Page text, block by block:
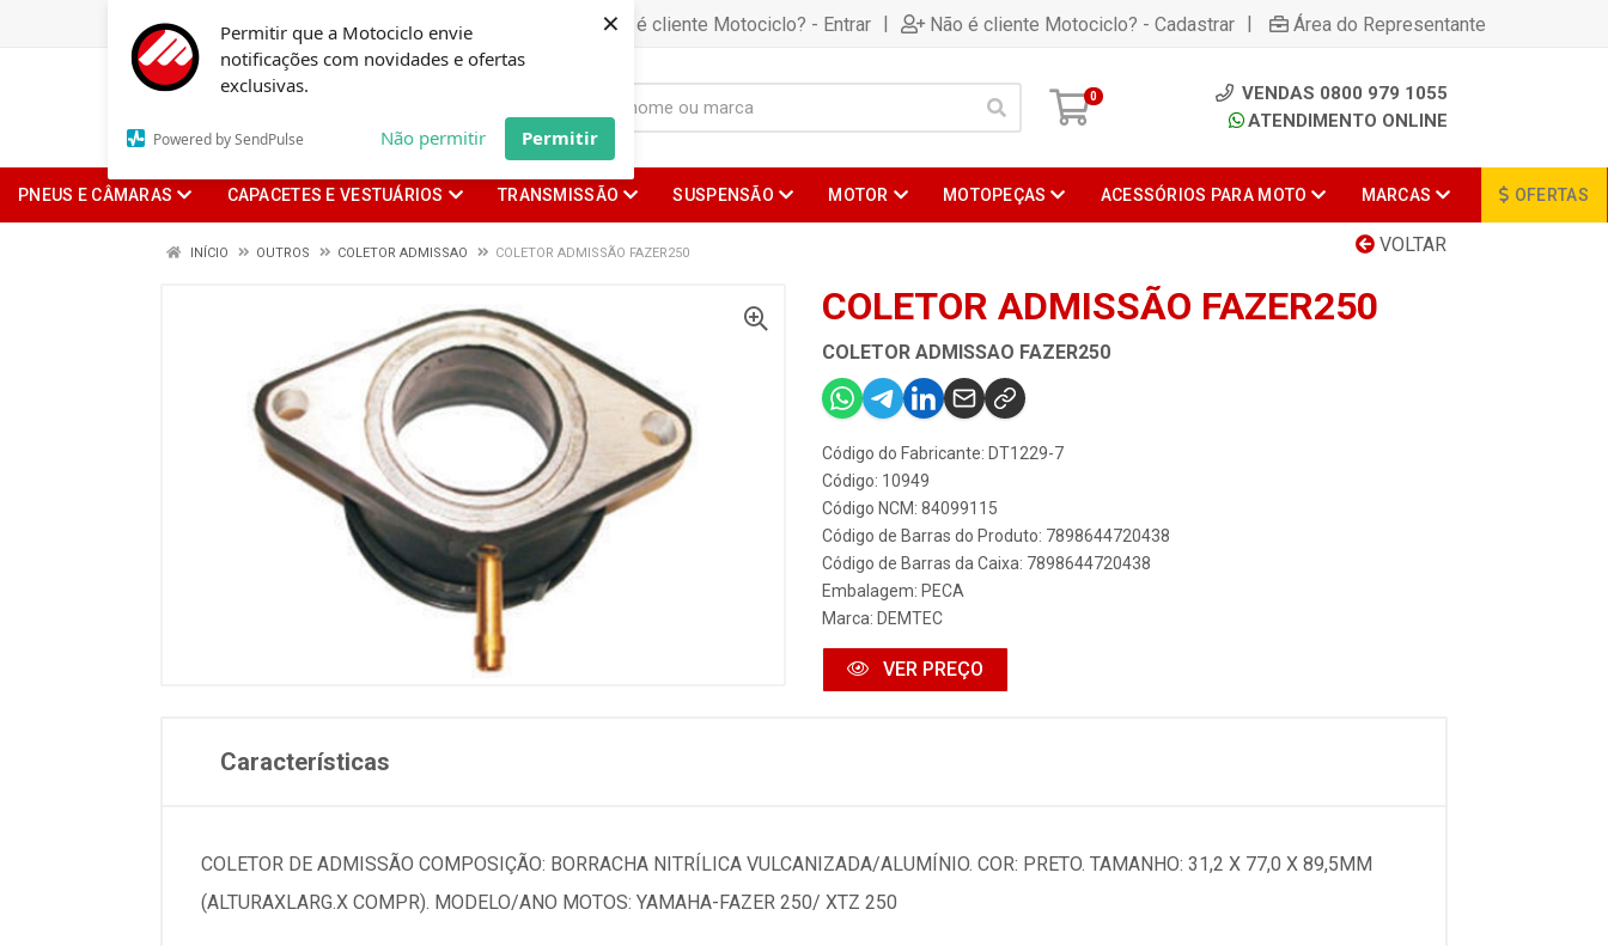
Permitir que a Motociclo envie
notificações com novidades e ofertas
exclusivas.
Powered by SendPulse Não permitir Permitir
×Já é cliente Motociclo? - Entrar | Não é cliente Motociclo? - Cadastrar | Área do Representante
0
VENDAS 0800 979 1055
ATENDIMENTO ONLINE
PNEUS E CÂMARAS CAPACETES E VESTUÁRIOS TRANSMISSÃO SUSPENSÃO MOTOR MOTOPEÇAS ACESSÓRIOS PARA MOTO MARCAS OFERTAS
VOLTAR
INÍCIO OUTROS COLETOR ADMISSAO COLETOR ADMISSÃO FAZER250
COLETOR ADMISSÃO FAZER250
COLETOR ADMISSAO FAZER250
Código do Fabricante: DT1229-7
Código: 10949
Código NCM: 84099115
Código de Barras do Produto: 7898644720438
Código de Barras da Caixa: 7898644720438
Embalagem: PECA
Marca: DEMTEC
VER PREÇO
Características
COLETOR DE ADMISSÃO COMPOSIÇÃO: BORRACHA NITRÍLICA VULCANIZADA/ALUMÍNIO. COR: PRETO. TAMANHO: 31,2 X 77,0 X 89,5MM
(ALTURAXLARG.X COMPR). MODELO/ANO MOTOS: YAMAHA-FAZER 250/ XTZ 250